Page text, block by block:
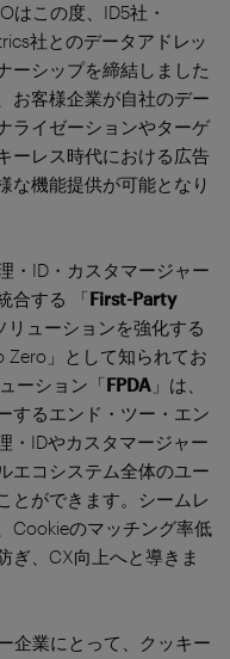
はこの度、ID5社・
社とのデータアドレッ
ーシップを締結しました
お客様企業が自社のデー
ライゼーションやターゲ
ーレス時代における広告
な機能提供が可能となり
・ID・カスタマージャー
合する 「First-Party
リューションを強化する
Zero」として知られてお
ーション「FPDA」は、
するエンド・ツー・エン
・IDやカスタマージャー
エコシステム全体のユー
とができます。シームレ
Cookieのマッチング率低
ぎ、CX向上へと導きま
企業にとって、クッキー